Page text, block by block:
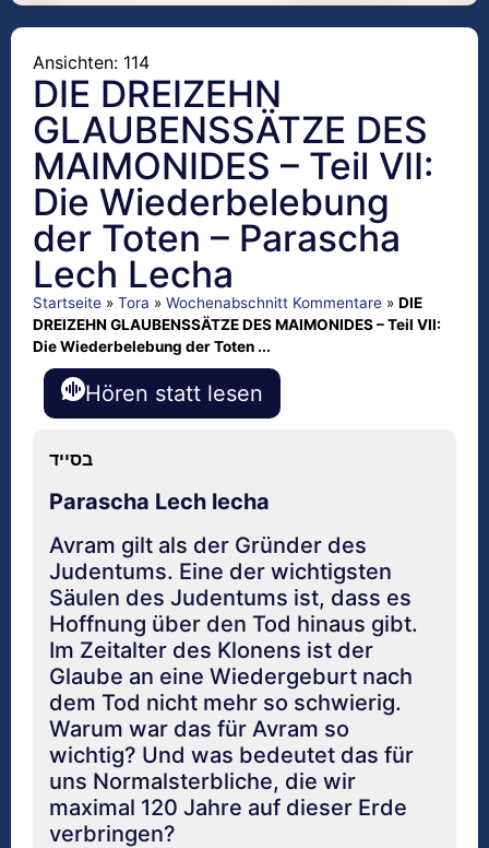
Ansichten: 114
DIE DREIZEHN
GLAUBENSSÄTZE DES
MAIMONIDES – Teil VII:
Die Wiederbelebung
der Toten – Parascha
Lech Lecha
Startseite » Tora » Wochenabschnitt Kommentare » DIE
DREIZEHN GLAUBENSSÄTZE DES MAIMONIDES – Teil VII:
Die Wiederbelebung der Toten ...
Hören statt lesen
בסייד
Parascha Lech lecha
Avram gilt als der Gründer des
Judentums. Eine der wichtigsten
Säulen des Judentums ist, dass es
Hoffnung über den Tod hinaus gibt.
Im Zeitalter des Klonens ist der
Glaube an eine Wiedergeburt nach
dem Tod nicht mehr so schwierig.
Warum war das für Avram so
wichtig? Und was bedeutet das für
uns Normalsterbliche, die wir
maximal 120 Jahre auf dieser Erde
verbringen?